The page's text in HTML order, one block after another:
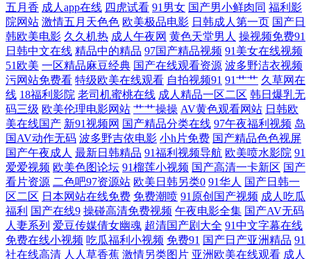
五月香 成人app在线 四虎试看 91男女 国产男小鲜肉同 福利影
院网站 激情五月天色色 欧美极品电影 日韩成人第一页 国产日
韩欧美电影 久久机热 成人午夜网 黄色天堂男人 操视频免费91
日韩中文在线 精品中的精品 97国产精品视频 91美女在线视频
51欧美 一区精品麻豆经典 国产在线观看资源 波多野洁衣视频
污网站免费看 特级欧美在线观看 自拍视频91 91艹艹 久草网在
线 18福利影院 老司机蜜桃在线 成人精品一区二区 韩日爆乳无
码三级 欧美伦理电影网站 艹艹操操 AV黄色观看网站 日韩欧
美在线国产 新91视频网 国产精品分类在线 97午夜福利视频 岛
国AV动作无码 波多野吉依电影 小h片免费 国产精品色色视屏
国产午夜成人 最新日韩精品 91福利视频导航 欧美喷水影院 91
爱爱视频 欧美色图论坛 91榴莲小视频 国产高清一卡新区 国产
看片资源 二色吧97资源站 欧美日韩另类0 91华人 国产日韩一
区二区 日本网站在线免费 免费潮喷 91原创国产视频 成人吃瓜
福利 国产在线9 操碰高清免费视频 午夜电影全集 国产AV无码
人妻系列 爱豆传媒倩女幽魂 超清国产剧大全 91中文字幕在线
免费在线小视频 吃瓜福利小视频 免费91 国产日产亚洲精品 91
社在线高清 人人草香蕉 激情另类图片 亚洲欧美在线观看 成人